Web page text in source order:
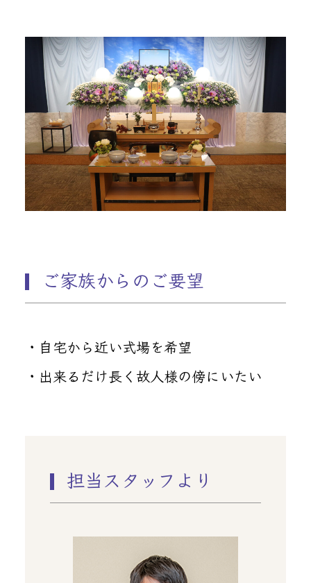
ご家族からのご要望
・自宅から近い式場を希望
・出来るだけ長く故人様の傍にいたい
担当スタッフより